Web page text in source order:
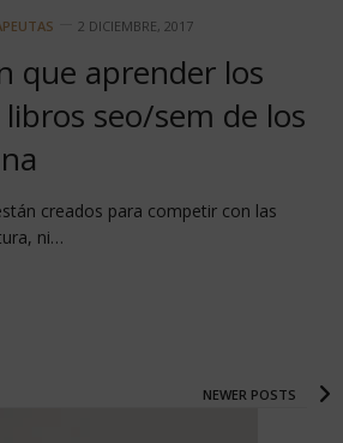
2 DICIEMBRE, 2017
que aprender los
seo/sem de los
creados para competir con las
ni…
NEWER POSTS